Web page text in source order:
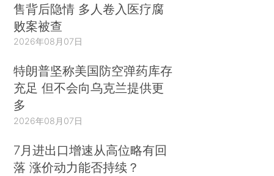
售背后隐情 多人卷入医疗腐
败案被查
2026年08月07日
特朗普坚称美国防空弹药库存
充足 但不会向乌克兰提供更
多
2026年08月07日
7月进出口增速从高位略有回
落 涨价动力能否持续？